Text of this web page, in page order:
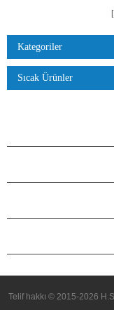
Kategoriler
Sıcak Ürünler
Telif hakkı © 2015-2026